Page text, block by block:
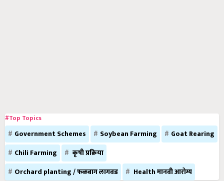
#Top Topics
Government Schemes Soybean Farming
Goat Rearing
Chili Farming
कृषी प्रक्रिया
Orchard planting / फळबाग लागवड
Health मानवी आरोग्य